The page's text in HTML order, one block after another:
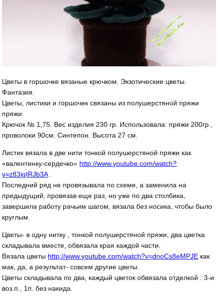
Цветы в горшочке вязаные крючком. Экзотические цветы.
Фантазия.
Цветы, листики и горшочек связаны из полушерстяной пряжи
пряжи.
Крючок № 1,75. Вес изделия 230 гр. Использовала: пряжи 200гр.,
проволоки 90см. Синтепон. Высота 27 см.
Листик вязала в две нити тонкой полушерстяной пряжи как
«валентинку-сердечко» http://www.youtube.com/watch?
v=z83jgIRJb3A.
Последний ряд не провязывала по схеме, а заменила на
предыдущий, провязав еще раз, но уже по два столбика,
завершила работу рачьим шагом, вязала без носика, чтобы было
круглым.
Цветы- в одну нитку , тонкой полушерстяной пряжи, два цветка
складывала вместе, обвязала края каждой части.
Вязала цветы http://www.youtube.com/watch?v=dnoCs8eMPJE как
мак, да, а результат- совсем другие цветы.
Цветы складывала по два, каждый цветок обвязала отделкой : 3-и
воз.п., 1п. без накида.